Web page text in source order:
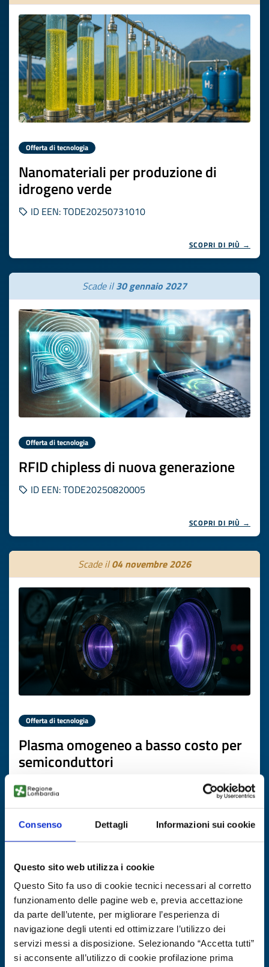
Consenso Dettagli Informazioni sui cookie
Questo sito web utilizza i cookie
Questo Sito fa uso di cookie tecnici necessari al corretto
funzionamento delle pagine web e, previa accettazione
da parte dell’utente, per migliorare l’esperienza di
navigazione degli utenti ed ottimizzare l’utilizzo dei
servizi messi a disposizione. Selezionando “Accetta tutti”
si acconsente all’utilizzo di cookie profilazione prima
Offerta di tecnologia
Nanomateriali per produzione di
idrogeno verde
ID EEN: TODE20250731010
SCOPRI DI PIÙ →
Scade il30 gennaio 2027
Offerta di tecnologia
RFID chipless di nuova generazione
ID EEN: TODE20250820005
SCOPRI DI PIÙ →
Scade il04 novembre 2026
Offerta di tecnologia
Plasma omogeneo a basso costo per
semiconduttori
ID EEN: TODE20250822010